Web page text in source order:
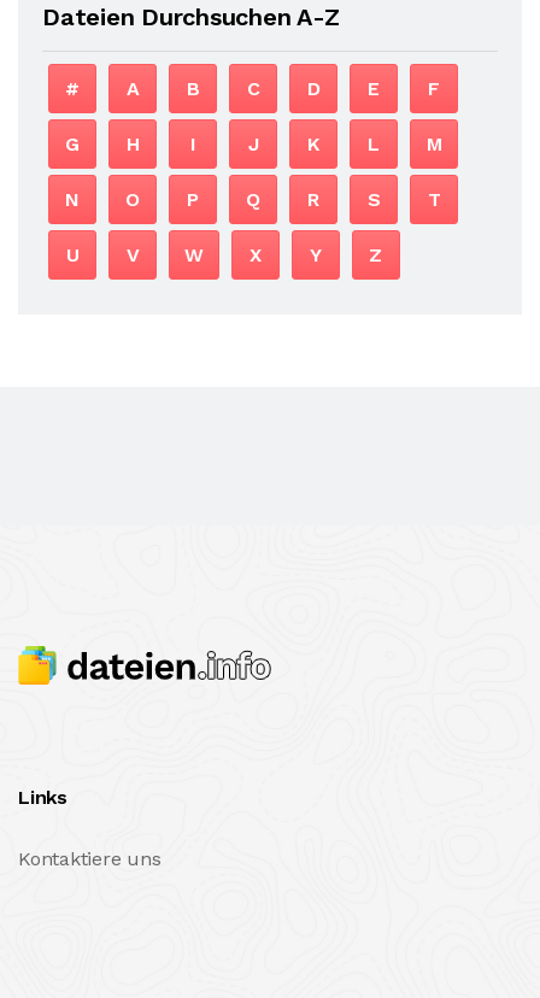
Dateien Durchsuchen A-Z
# A B C D E F
G H I J K L M
N O P Q R S T
U V W X Y Z
Links
Kontaktiere uns